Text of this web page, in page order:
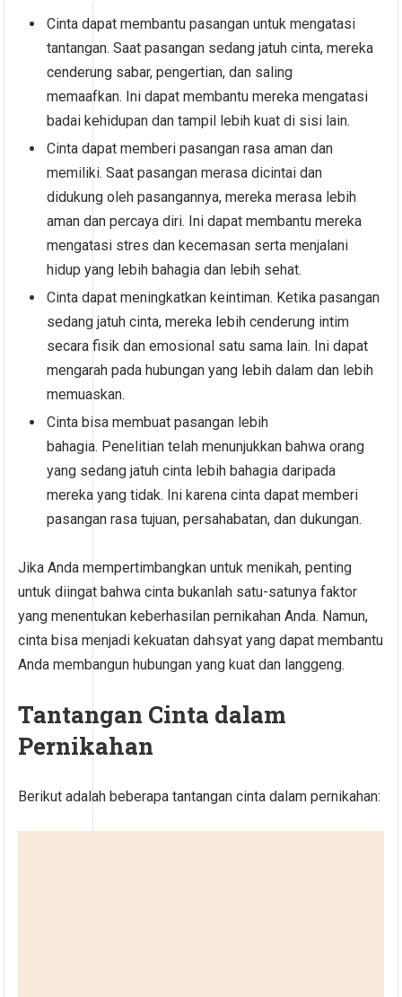
Cinta dapat membantu pasangan untuk mengatasi
tantangan. Saat pasangan sedang jatuh cinta, mereka
cenderung sabar, pengertian, dan saling
memaafkan. Ini dapat membantu mereka mengatasi
badai kehidupan dan tampil lebih kuat di sisi lain.
Cinta dapat memberi pasangan rasa aman dan
memiliki. Saat pasangan merasa dicintai dan
didukung oleh pasangannya, mereka merasa lebih
aman dan percaya diri. Ini dapat membantu mereka
mengatasi stres dan kecemasan serta menjalani
hidup yang lebih bahagia dan lebih sehat.
Cinta dapat meningkatkan keintiman. Ketika pasangan
sedang jatuh cinta, mereka lebih cenderung intim
secara fisik dan emosional satu sama lain. Ini dapat
mengarah pada hubungan yang lebih dalam dan lebih
memuaskan.
Cinta bisa membuat pasangan lebih
bahagia. Penelitian telah menunjukkan bahwa orang
yang sedang jatuh cinta lebih bahagia daripada
mereka yang tidak. Ini karena cinta dapat memberi
pasangan rasa tujuan, persahabatan, dan dukungan.
Jika Anda mempertimbangkan untuk menikah, penting
untuk diingat bahwa cinta bukanlah satu-satunya faktor
yang menentukan keberhasilan pernikahan Anda. Namun,
cinta bisa menjadi kekuatan dahsyat yang dapat membantu
Anda membangun hubungan yang kuat dan langgeng.
Tantangan Cinta dalam
Pernikahan
Berikut adalah beberapa tantangan cinta dalam pernikahan: